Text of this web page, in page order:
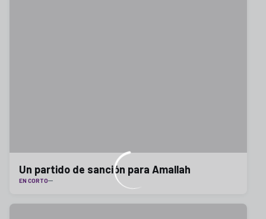
Un partido de sanción para Amallah
EN CORTO